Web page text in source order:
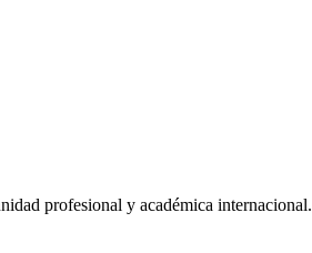
profesional y académica internacional.